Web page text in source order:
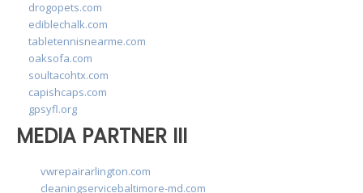
drogopets.com
ediblechalk.com
tabletennisnearme.com
oaksofa.com
soultacohtx.com
capishcaps.com
gpsyfl.org
MEDIA PARTNER III
vwrepairarlington.com
cleaningservicebaltimore-md.com